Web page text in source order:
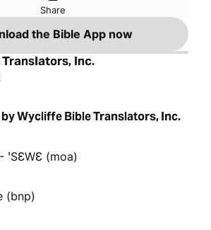
Share
the Bible App now
Inc.
Wycliffe Bible Translators, Inc.
ꞌSƐWƐ (moa)
(bnp)